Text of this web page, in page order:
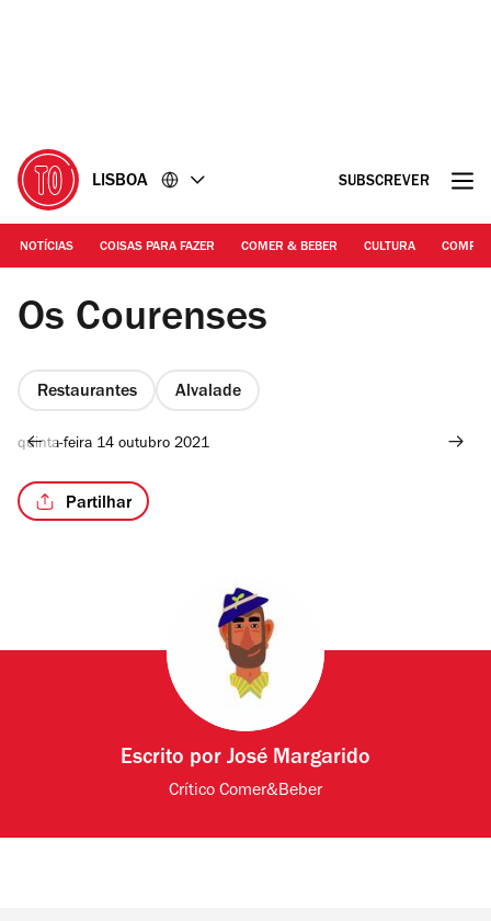
LISBOA SUBSCREVER
NOTÍCIAS COISAS PARA FAZER COMER & BEBER CULTURA
©Mariana Valle Lima | Os Courenses
Os Courenses
Restaurantes Alvalade
quinta-feira 14 outubro 2021
Partilhar
Escrito por José Margarido
Crítico Comer&Beber